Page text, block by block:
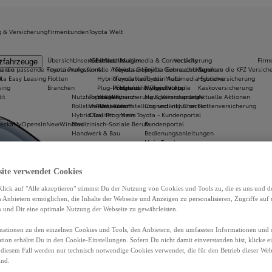
Gebrauchtwagen
Toyota Geprüfte Gebrauchtwagen
Toyota kauft dein Auto
Gebrauchtwagen Vorteile
Finanzierung & Versicherung
Unsere E-Modelle
Alle Antriebsarten
Hybrid
Plug-In Hybrid
Vollelektrisch
Wasserstoff
a11yOpensInNewWindow
Multimedia & Connectivity
Toyota Connected Services
Toyota Multimedia Systeme
MyToyota App
Navigationsupdates
Connectivity Checker
Mein Toyota - Kundenportal
Kundenportal
Bedienungsanleitungen
Mein Toyota
& Versicherung
die passende Finanzierungsform
Easy Leasing
Versicherung
Rund um die KFZ
Hybridversicherung
Kaskoversicherung
Aktuelle Aktionen
Flottenversicherung
Firmenkunden
Übersicht
Toyota Professional
Flotten
Branchen
Nutzfahrzeuge
Rollstuhl-Umbauten
Hybrid Taxi Programm
Medizinisch-Soziale Berufe
Handwerk & Bau
Toyota Welt
Aktuelles
News
Newsletter
Prospekte & Preislisten
Toyota Way
Vielfalt, Gleichstellung und Inklusion
Qualität
verwendet Cookies
auf "Alle akzeptieren" stimmst Du der Nutzung von Cookies und Tools zu, die es uns und
Anbietern ermöglichen, die Inhalte der Webseite und Anzeigen zu personalisieren, Zugriffe auf
und Dir eine optimale Nutzung der Webseite zu gewährleisten.
zu den einzelnen Cookies und Tools, den Anbietern, den umfassten Informationen
erhältst Du in den Cookie-Einstellungen. Sofern Du nicht damit einverstanden bist, klicke
Fall werden nur technisch notwendige Cookies verwendet, die für den Betrieb dieser